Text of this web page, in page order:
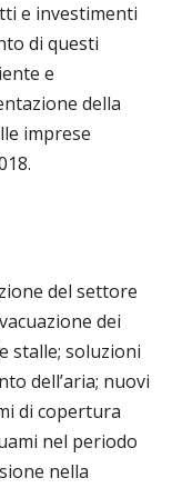
e investimenti
di questi
e
della
imprese
del settore
dei
stalle; soluzioni
dell’aria; nuovi
di copertura
nel periodo
nella